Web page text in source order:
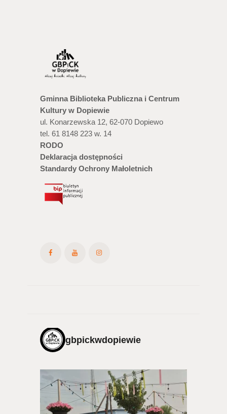
Gminna Biblioteka Publiczna i Centrum
Kultury w Dopiewie
ul. Konarzewska 12, 62-070 Dopiewo
tel. 61 8148 223 w. 14
RODO
Deklaracja dostępności
Standardy Ochrony Małoletnich
gbpickwdopiewie